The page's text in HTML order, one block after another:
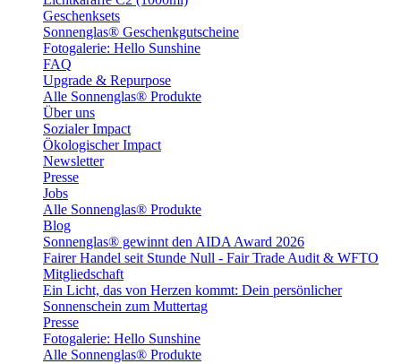
Geschenksets
Sonnenglas® Geschenkgutscheine
Fotogalerie: Hello Sunshine
FAQ
Upgrade & Repurpose
Alle Sonnenglas® Produkte
Über uns
Sozialer Impact
Ökologischer Impact
Newsletter
Presse
Jobs
Alle Sonnenglas® Produkte
Blog
Sonnenglas® gewinnt den AIDA Award 2026
Fairer Handel seit Stunde Null - Fair Trade Audit & WFTO
Mitgliedschaft
Ein Licht, das von Herzen kommt: Dein persönlicher
Sonnenschein zum Muttertag
Presse
Fotogalerie: Hello Sunshine
Alle Sonnenglas® Produkte